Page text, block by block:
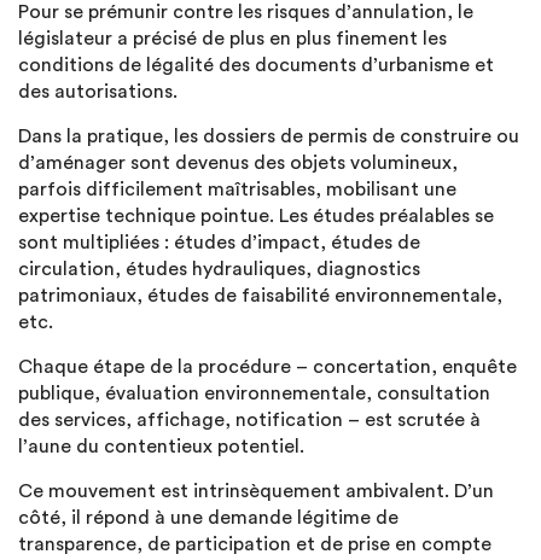
Pour se prémunir contre les risques d’annulation, le
législateur a précisé de plus en plus finement les
conditions de légalité des documents d’urbanisme et
des autorisations.
Dans la pratique, les dossiers de permis de construire ou
d’aménager sont devenus des objets volumineux,
parfois difficilement maîtrisables, mobilisant une
expertise technique pointue. Les études préalables se
sont multipliées : études d’impact, études de
circulation, études hydrauliques, diagnostics
patrimoniaux, études de faisabilité environnementale,
etc.
Chaque étape de la procédure – concertation, enquête
publique, évaluation environnementale, consultation
des services, affichage, notification – est scrutée à
l’aune du contentieux potentiel.
Ce mouvement est intrinsèquement ambivalent. D’un
côté, il répond à une demande légitime de
transparence, de participation et de prise en compte